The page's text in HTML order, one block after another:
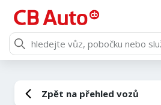
Zpět na přehled vozů